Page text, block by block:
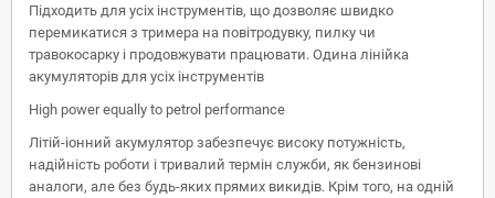
Підходить для усіх інструментів, що дозволяє швидко
перемикатися з тримера на повітродувку, пилку чи
травокосарку і продовжувати працювати. Одина лінійка
акумуляторів для усіх інструментів
High power equally to petrol performance
Літій-іонний акумулятор забезпечує високу потужність,
надійність роботи і тривалий термін служби, як бензинові
аналоги, але без будь-яких прямих викидів. Крім того, на одній